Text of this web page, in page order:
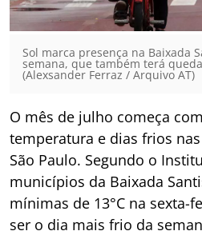
Sol marca presença na Baixada
semana, que também terá
(Alexsander Ferraz / Arquivo AT)
O mês de julho começa
temperatura e dias frios
São Paulo. Segundo o
municípios da Baixada
mínimas de 13°C na sexta-
ser o dia mais frio da